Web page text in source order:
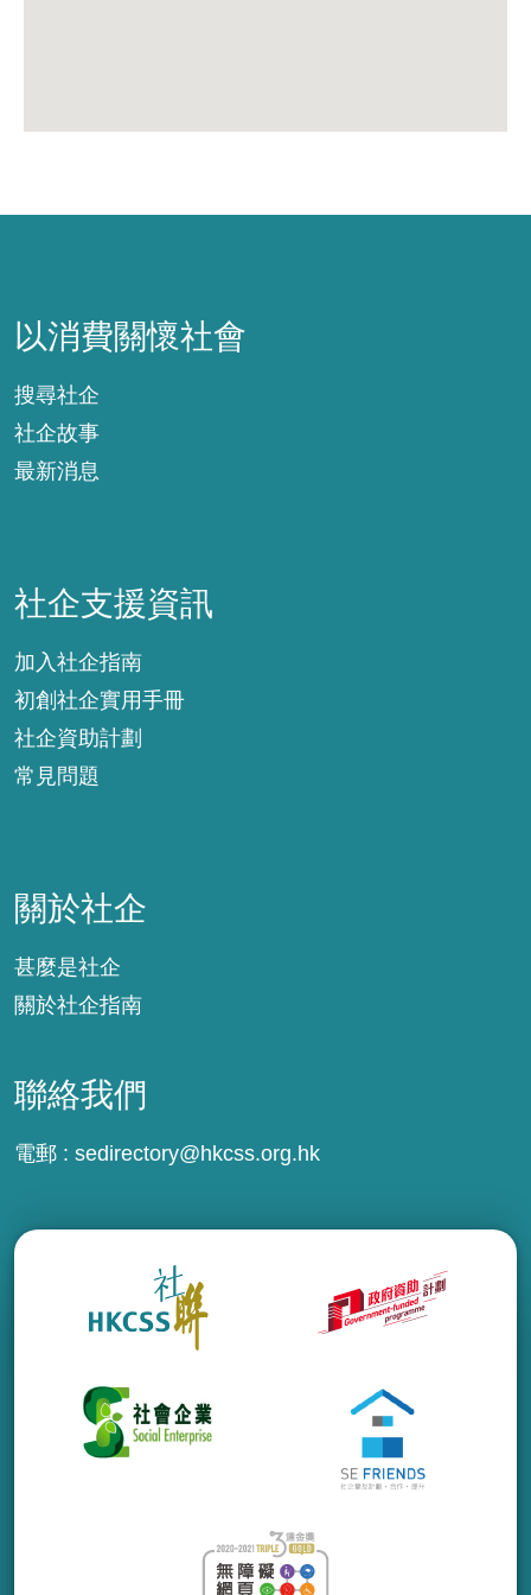
以消費關懷社會
搜尋社企
社企故事
最新消息
社企支援資訊
加入社企指南
初創社企實用手冊
社企資助計劃
常見問題
關於社企
甚麼是社企
關於社企指南
聯絡我們
電郵 : sedirectory@hkcss.org.hk